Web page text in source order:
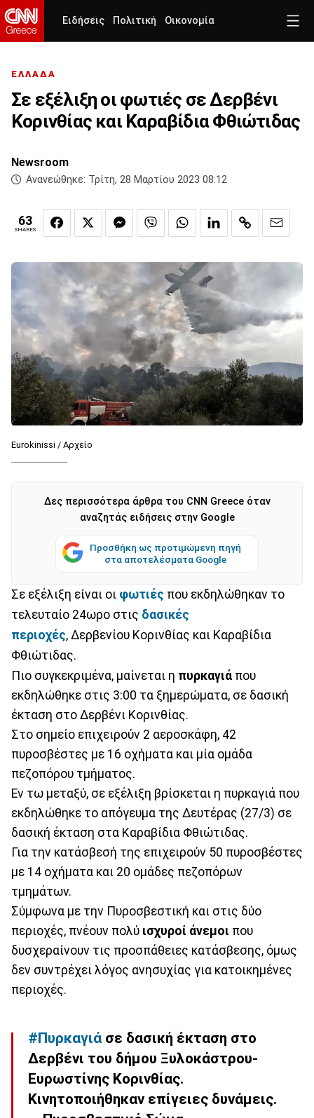
Ειδήσεις Πολιτική Οικονομία
ΕΛΛΑΔΑ
Σε εξέλιξη οι φωτιές σε Δερβένι
Κορινθίας και Καραβίδια Φθιώτιδας
Newsroom
Ανανεώθηκε: Τρίτη, 28 Μαρτίου 2023 08:12
63
SHARES
Eurokinissi / Αρχείο
Δες περισσότερα άρθρα του CNN Greece όταν
αναζητάς ειδήσεις στην Google
Προσθήκη ως προτιμώμενη πηγή
στα αποτελέσματα Google
Σε εξέλιξη είναι οι φωτιές που εκδηλώθηκαν το
τελευταίο 24ωρο στις δασικές
περιοχές, Δερβενίου Κορινθίας και Καραβίδια
Φθιώτιδας.
Πιο συγκεκριμένα, μαίνεται η πυρκαγιά που
εκδηλώθηκε στις 3:00 τα ξημερώματα, σε δασική
έκταση στο Δερβένι Κορινθίας.
Στο σημείο επιχειρούν 2 αεροσκάφη, 42
πυροσβέστες με 16 οχήματα και μία ομάδα
πεζοπόρου τμήματος.
Εν τω μεταξύ, σε εξέλιξη βρίσκεται η πυρκαγιά που
εκδηλώθηκε το απόγευμα της Δευτέρας (27/3) σε
δασική έκταση στα Καραβίδια Φθιώτιδας.
Για την κατάσβεσή της επιχειρούν 50 πυροσβέστες
με 14 οχήματα και 20 ομάδες πεζοπόρων
τμημάτων.
Σύμφωνα με την Πυροσβεστική και στις δύο
περιοχές, πνέουν πολύ ισχυροί άνεμοι που
δυσχεραίνουν τις προσπάθειες κατάσβεσης, όμως
δεν συντρέχει λόγος ανησυχίας για κατοικημένες
περιοχές.
#Πυρκαγιά σε δασική έκταση στο
Δερβένι του δήμου Ξυλοκάστρου-
Ευρωστίνης Κορινθίας.
Κινητοποιήθηκαν επίγειες δυνάμεις.